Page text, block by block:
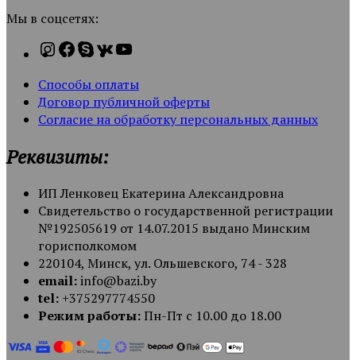
Мы в соцсетях:
Способы оплаты
Договор публичной оферты
Согласие на обработку персональных данных
Реквизиты:
ИП Ленковец Екатерина Александровна
Свидетельство о государственной регистрации
№192505619 от 14.07.2015 выдано Минским
горисполкомом
220104, Минск, ул. Ольшевского, 74 - 328
email:info@bazi.by
tel: +375297774550
Режим работы:Пн-Пт с 10.00 до 18.00